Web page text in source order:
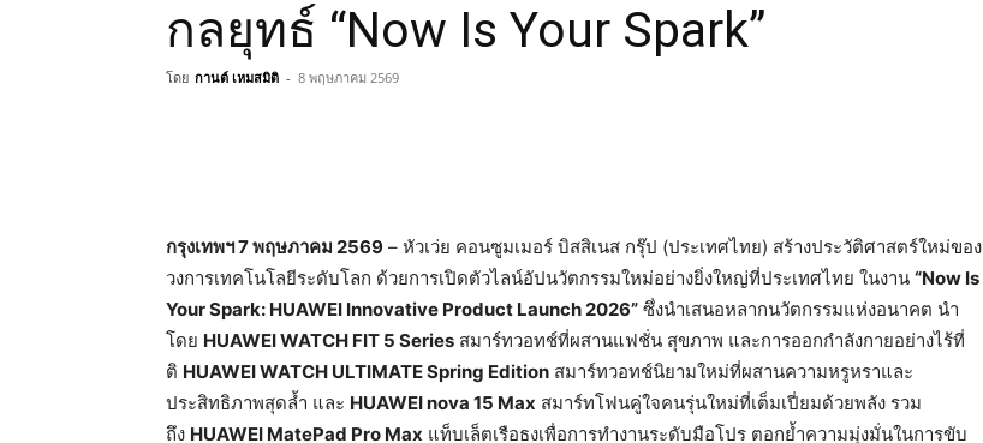
กลยุทธ์ “Now Is Your Spark”
โดย กานต์ เหมสมิติ - 8 พฤษภาคม 2569
กรุงเทพฯ7พฤษภาคม 2569 – หัวเว่ย คอนซูมเมอร์ บิสสิเนส กรุ๊ป (ประเทศไทย) สร้างประวัติศาสตร์ใหม่ของ
วงการเทคโนโลยีระดับโลก ด้วยการเปิดตัวไลน์อัปนวัตกรรมใหม่อย่างยิ่งใหญ่ที่ประเทศไทย ในงาน “Now Is
Your Spark: HUAWEI Innovative Product Launch 2026” ซึ่งนำเสนอหลากนวัตกรรมแห่งอนาคต นำ
โดย HUAWEI WATCH FIT 5 Series สมาร์ทวอทช์ที่ผสานแฟชั่น สุขภาพ และการออกกำลังกายอย่างไร้ที่
ติ HUAWEI WATCH ULTIMATE Spring Edition สมาร์ทวอทช์นิยามใหม่ที่ผสานความหรูหราและ
ประสิทธิภาพสุดล้ำ และ HUAWEI nova 15 Max สมาร์ทโฟนคู่ใจคนรุ่นใหม่ที่เต็มเปี่ยมด้วยพลัง รวม
ถึง HUAWEI MatePad Pro Max แท็บเล็ตเรือธงเพื่อการทำงานระดับมือโปร ตอกย้ำความมุ่งมั่นในการขับ